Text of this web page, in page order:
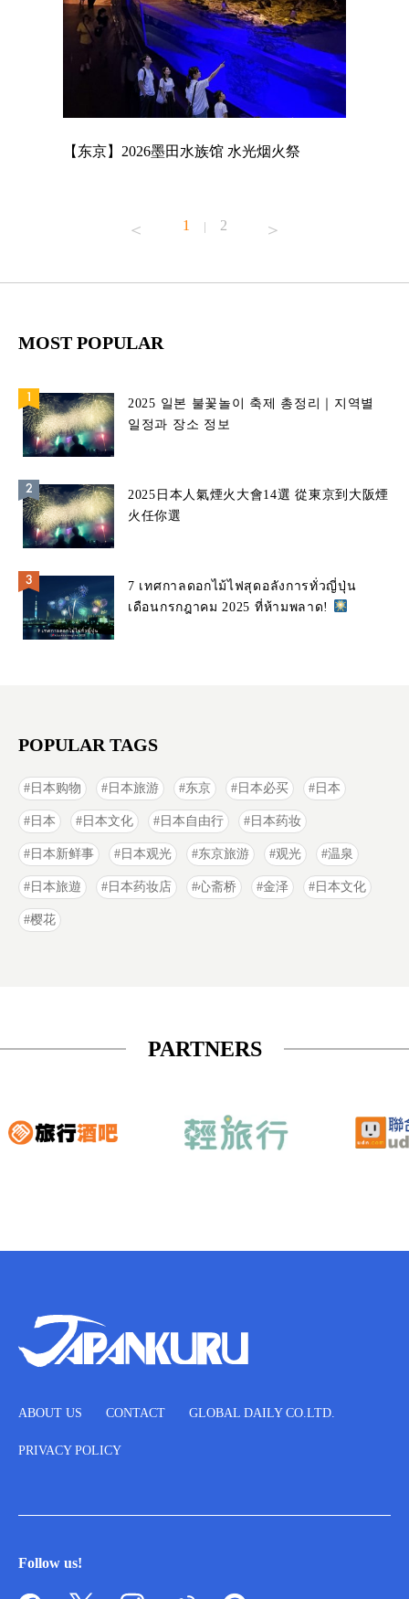
【东京】2026墨田水族馆 水光烟火祭
1 | 2
MOST POPULAR
2025 일본 불꽃놀이 축제 총정리｜지역별
일정과 장소 정보
2025日本人氣煙火大會14選 從東京到大阪煙
火任你選
7 เทศกาลดอกไม้ไฟสุดอลังการทั่วญี่ปุ่น
เดือนกรกฎาคม 2025 ที่ห้ามพลาด!
POPULAR TAGS
日本购物 日本旅游 东京 日本必买 日本
日本 日本文化 日本自由行 日本药妆
日本新鲜事 日本观光 东京旅游 观光 温泉
日本旅遊 日本药妆店 心斋桥 金泽 日本文化
樱花
PARTNERS
ABOUT US CONTACT GLOBAL DAILY CO.LTD.
PRIVACY POLICY
Follow us!